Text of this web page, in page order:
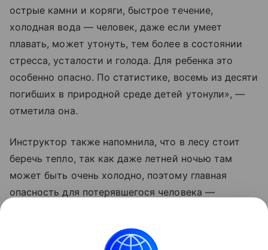
острые камни и коряги, быстрое течение,
холодная вода — человек, даже если умеет
плавать, может утонуть, тем более в состоянии
стресса, усталости и голода. Для ребенка это
особенно опасно. По статистике, восемь из десяти
погибших в природной среде детей утонули», —
отметила она.
Инструктор также напомнила, что в лесу стоит
беречь тепло, так как даже летней ночью там
может быть очень холодно, поэтому главная
опасность для потерявшегося человека —
в лесу, человеку нужно по возможности остаться
в сухом месте, укрыться от дождя и не сидеть